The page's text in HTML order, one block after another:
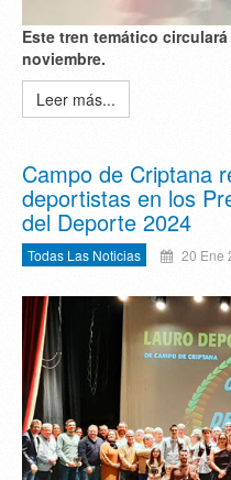
Este tren temático
noviembre.
Leer más...
Campo de Criptana
deportistas en los
del Deporte 2024
Todas Las Noticias 20 Ene